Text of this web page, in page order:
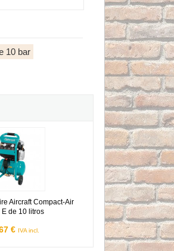
10 bar
Aircraft Compact-Air
de 10 litros
€ IVA incl.
Aircraft Compact-Air 265/10 E de 10 litros